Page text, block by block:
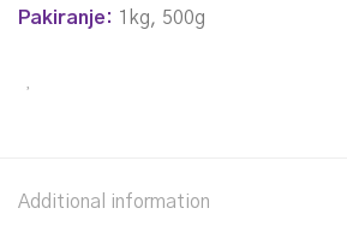
Pakiranje: 1kg, 500g
Additional information